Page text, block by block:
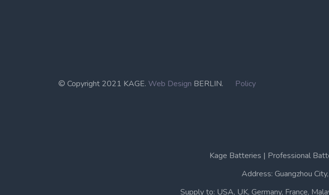
© Copyright 2021 KAGE. Web Design BERLIN. Policy
Kage Batteries | Professional
Address: Guangzhou
Supply to: USA, UK, Germany, France,